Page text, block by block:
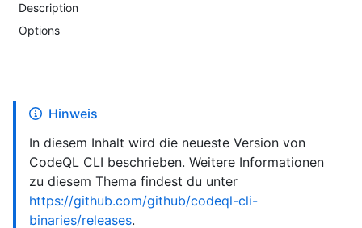
Description
Options
Hinweis
In diesem Inhalt wird die neueste Version von
CodeQL CLI beschrieben. Weitere Informationen
zu diesem Thema findest du unter
https://github.com/github/codeql-cli-
binaries/releases.